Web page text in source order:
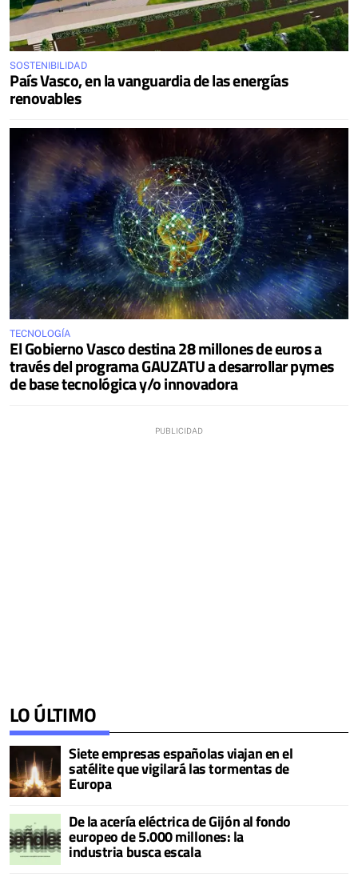
SOSTENIBILIDAD
País Vasco, en la vanguardia de las energías
renovables
TECNOLOGÍA
El Gobierno Vasco destina 28 millones de euros a
través del programa GAUZATU a desarrollar pymes
de base tecnológica y/o innovadora
LO ÚLTIMO
Siete empresas españolas viajan en el
satélite que vigilará las tormentas de
Europa
De la acería eléctrica de Gijón al fondo
europeo de 5.000 millones: la
industria busca escala